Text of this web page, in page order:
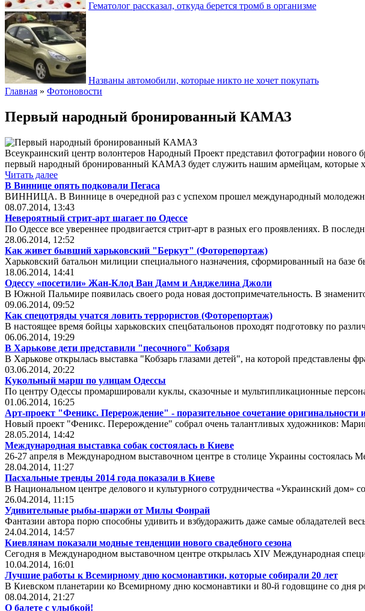
Гематолог рассказал, откуда берется тромб в организме
Названы автомобили, которые никто не хочет покупать
Главная » Фотоновости
Первый народный бронированный КАМАЗ
Всеукраинский центр волонтеров Народный Проект представил фотографии
первый народный бронированный КАМАЗ будет служить нашим армейцам, которые
Читать далее
В Виннице опять подковали Пегаса
ВИННИЦА. В Виннице в очередной раз с успехом прошел международный
08.07.2014, 13:43
Невероятный стрит-арт шагает по Одессе
По Одессе все увереннее продвигается стрит-арт в разных его проявлениях. В
28.06.2014, 12:52
Как живет бывший харьковский "Беркут" (Фоторепортаж)
Харьковский батальон милиции специального назначения, сформированный на базе
18.06.2014, 14:41
Одессу «посетили» Жан-Клод Ван Дамм и Анджелина Джоли
В Южной Пальмире появилась своего рода новая достопримечательность. В
09.06.2014, 09:52
Как спецотряды учатся ловить террористов (Фоторепортаж)
В настоящее время бойцы харьковских спецбатальонов проходят подготовку по
06.06.2014, 19:29
В Харькове дети представили "песочного" Кобзаря
В Харькове открылась выставка "Кобзарь глазами детей", на которой представлены
03.06.2014, 20:22
Кукольный марш по улицам Одессы
По центру Одессы промаршировали куклы, сказочные и мультипликационные
01.06.2014, 16:25
Арт-проект "Феникс. Перерождение" - поразительное сочетание оригинальности
Новый проект "Феникс. Перерождение" собрал очень талантливых художников:
28.05.2014, 14:42
Международная выставка собак состоялась в Киеве
26-27 апреля в Международном выставочном центре в столице Украины состоялась
28.04.2014, 11:27
Пасхальные тренды 2014 года показали в Киеве
В Национальном центре делового и культурного сотрудничества «Украинский дом»
26.04.2014, 11:15
Удивительные рыбы-шаржи от Милы Фонрай
Фантазии автора порю способны удивить и взбудоражить даже самые обладателей
24.04.2014, 14:57
Киевлянам показали модные тенденции нового свадебного сезона
Сегодня в Международном выставочном центре открылась XIV Международная
10.04.2014, 16:01
Лучшие работы к Всемирному дню космонавтики, которые собирали 20 лет
В Киевском планетарии ко Всемирному дню космонавтики и 80-й годовщине со дня
08.04.2014, 21:27
О балете с улыбкой!